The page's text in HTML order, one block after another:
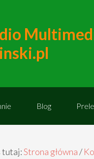
Blog
tutaj:Strona główna/